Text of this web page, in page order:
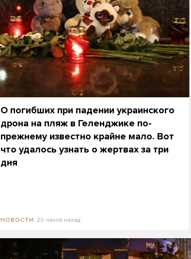
О погибших при падении украинского
дрона на пляж в Геленджике по-
прежнему известно крайне мало. Вот
что удалось узнать о жертвах за три
дня
НОВОСТИ 20 часов назад